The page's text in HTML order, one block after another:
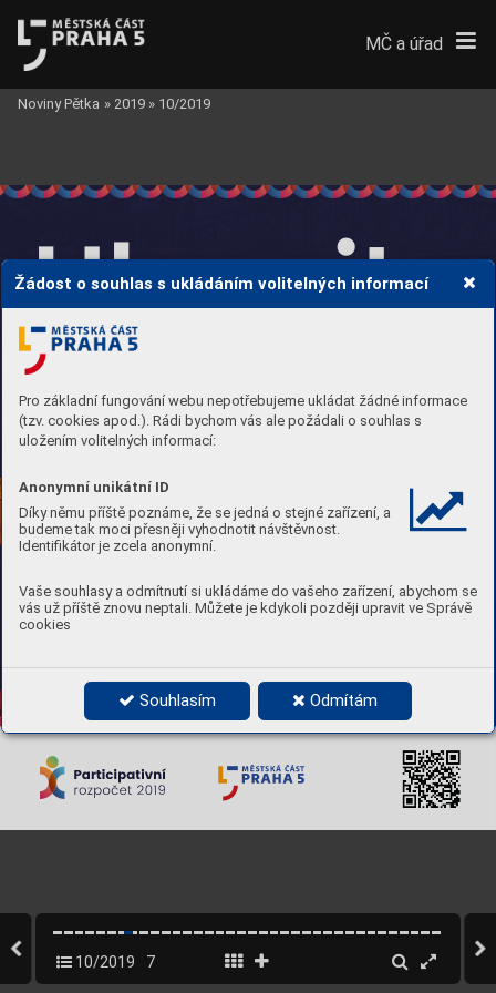
Žádost o souhlas s ukládáním volitelných informací
Pro základní fungování webu nepotřebujeme ukládat žádné informace
(tzv. cookies apod.). Rádi bychom vás ale požádali o souhlas s
uložením volitelných informací:
Anonymní unikátní ID
Díky němu příště poznáme, že se jedná o stejné zařízení, a
budeme tak moci přesněji vyhodnotit návštěvnost.
Identifikátor je zcela anonymní.
Vaše souhlasy a odmítnutí si ukládáme do vašeho zařízení, abychom se
vás už příště znovu neptali. Můžete je kdykoli později upravit ve Správě
cookies
Souhlasím Odmítám
Hlasujte

Vyberte svého favorita





MČ a úřad
Noviny Pětka » 2019 » 10/2019
10/2019 7